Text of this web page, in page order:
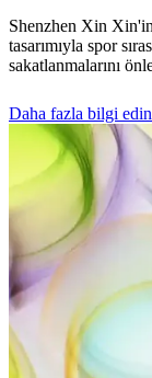
Shenzhen Xin
tasarımıyla spor
sakatlanmalarını
Daha fazla bilgi